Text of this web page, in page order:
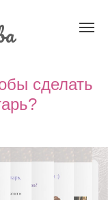
сделать